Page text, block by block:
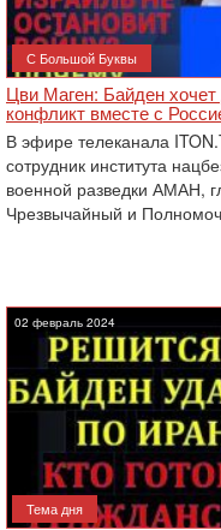
С Большой Буквы
Цви Маген: Байден
конфликт вместе с
В эфире телеканала
сотрудник института
военной разведки АМАН,
‎Чрезвычайный и
02 февраль 2024
Тема дня